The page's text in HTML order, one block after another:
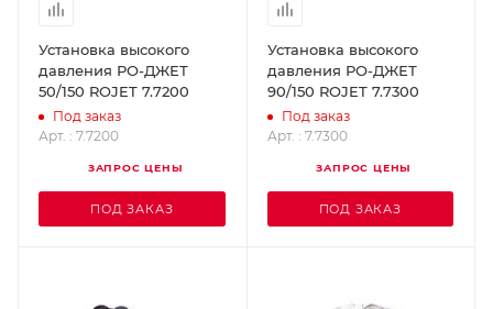
Установка высокого
давления РО-ДЖЕТ
50/150 ROJET 7.7200
Под заказ
Арт. : 7.7200
ЗАПРОС ЦЕНЫ
ПОД ЗАКАЗ
Установка высокого
давления РО-ДЖЕТ
90/150 ROJET 7.7300
Под заказ
Арт. : 7.7300
ЗАПРОС ЦЕНЫ
ПОД ЗАКАЗ